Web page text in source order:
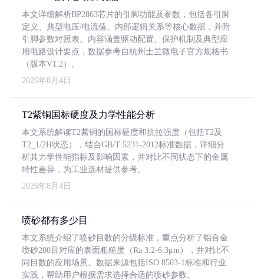
本文详细解析BP2863芯片的引脚功能及参数，包括各引脚
定义、典型电压/电流值、内部逻辑关系等核心数据，并附
引脚参数对照表。内容涵盖驱动配置、保护机制及典型应
用电路设计要点，数据参考自杭州士兰微电子官方规格书
（版本V1.2）。
2026年8月4日
T2紫铜国标硬度及力学性能分析
本文系统解读T2紫铜的国标硬度和抗拉强度（包括T2及
T2_1/2H状态），结合GB/T 5231-2012标准数据，详细分
析其力学性能指标及影响因素，并对比不同状态下的金属
特性差异，为工业选材提供参考。
2026年8月4日
喷砂都有多少目
本文系统介绍了喷砂目数的分级标准，重点分析了铝合金
喷砂200目对应的表面粗糙度（Ra 3.2-6.3μm），并对比不
同目数的应用场景。数据来源包括ISO 8503-1标准和行业
实践，帮助用户根据需求选择合适的喷砂参数。